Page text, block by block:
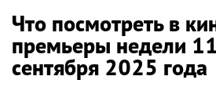
Что посмотреть в
премьеры недели
сентября 2025 года